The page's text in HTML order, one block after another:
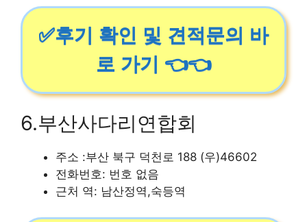
✅후기 확인 및 견적문의 바
로 가기 👈👈
6.부산사다리연합회
주소 :부산 북구 덕천로 188 (우)46602
전화번호: 번호 없음
근처 역: 남산정역,숙등역